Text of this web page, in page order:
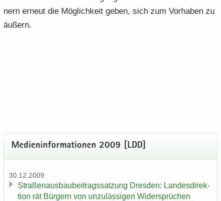
nern er­neut die Mög­lich­keit geben, sich zum Vor­ha­ben zu
äu­ßern.
Me­di­en­in­for­ma­tio­nen 2009 [LDD]
30.12.2009
Stra­ßen­aus­bau­bei­trags­sat­zung Dres­den: Lan­des­di­rek­
ti­on rät Bür­gern von un­zu­läs­si­gen Wi­der­sprü­chen